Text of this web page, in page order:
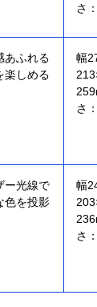
さ
あふれる
楽しめる
幅
さ
ー光線で
色を投影
幅
さ